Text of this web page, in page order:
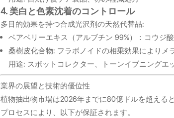
4. 美白と色素沈着のコントロール
多目的効果を持つ合成光沢剤の天然代替品:
ベアベリーエキス（アルブチン 99%）：コウジ
桑樹皮化合物: フラボノイドの相乗効果によりメ
用途: スポットコレクター、トーンイブニングエ
業界の展望と技術的優位性
植物抽出物市場は2026年までに80億ドルを超え
プロセスにより、以下が保証されます。